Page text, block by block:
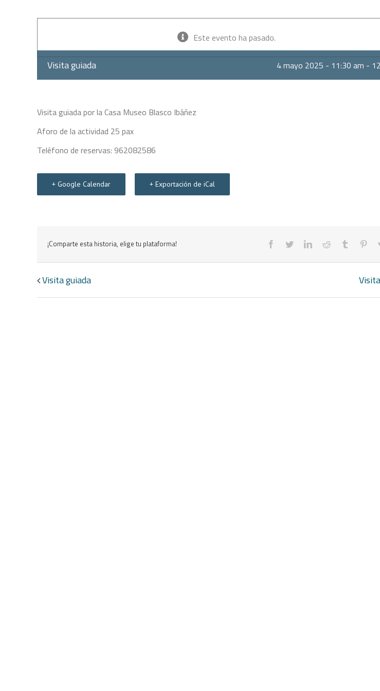
Este evento ha pasado.
Visita guiada 4 mayo 2025 - 11:30 am -
Visita guiada por la Casa Museo Blasco Ibáñez
Aforo de la actividad 25 pax
Teléfono de reservas: 962082586
+ Google Calendar + Exportación de iCal
¡Comparte esta historia, elige tu plataforma! facebooktwitterlinkedinreddit tumblr
Navegación
Visita guiada